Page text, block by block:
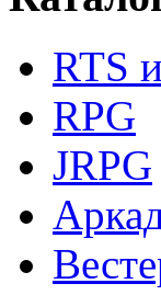
RTS
RPG
JRPG